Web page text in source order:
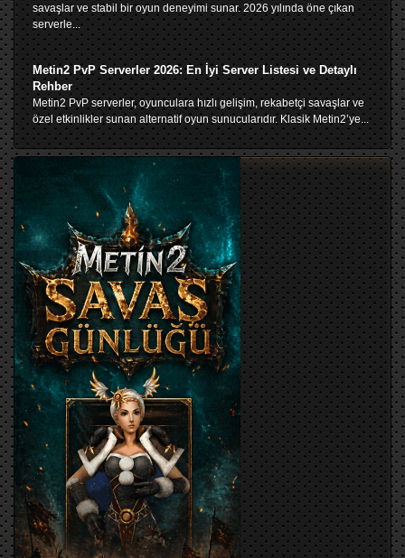
savaşlar ve stabil bir oyun deneyimi sunar. 2026 yılında öne çıkan
serverle...
Metin2 PvP Serverler 2026: En İyi Server Listesi ve Detaylı
Rehber
Metin2 PvP serverler, oyunculara hızlı gelişim, rekabetçi savaşlar ve
özel etkinlikler sunan alternatif oyun sunucularıdır. Klasik Metin2’ye...